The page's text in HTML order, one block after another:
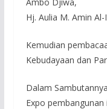
Hj. Aulia M. Amin Al-
Kemudian
Kebudayaan dan
Dalam
Expo